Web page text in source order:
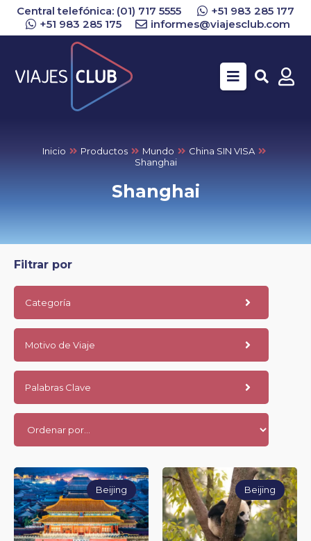
Central telefónica: (01) 717 5555
+51 983 285 177
+51 983 285 175
informes@viajesclub.com
Inicio Productos Mundo
China SIN VISA
Shanghai
Shanghai
Filtrar por
Categoría
Motivo de Viaje
Palabras Clave
Beijing Beijing